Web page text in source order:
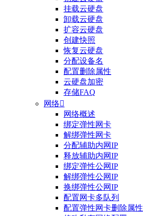
挂载云硬盘
卸载云硬盘
扩容云硬盘
创建快照
恢复云硬盘
分配设备名
配置删除属性
云硬盘加密
存储FAQ
网络
网络概述
绑定弹性网卡
解绑弹性网卡
分配辅助内网IP
释放辅助内网IP
绑定弹性公网IP
解绑弹性公网IP
换绑弹性公网IP
配置网卡多队列
配置弹性网卡删除属性